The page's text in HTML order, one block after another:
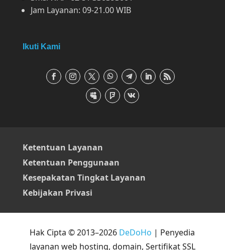
Jam Layanan: 09-21.00 WIB
Ikuti Kami
Ketentuan Layanan
Ketentuan Penggunaan
Kesepakatan Tingkat Layanan
Kebijakan Privasi
Hak Cipta © 2013–2026 DeDoHo | Penyedia
layanan web hosting, domain, Sertifikat SSL